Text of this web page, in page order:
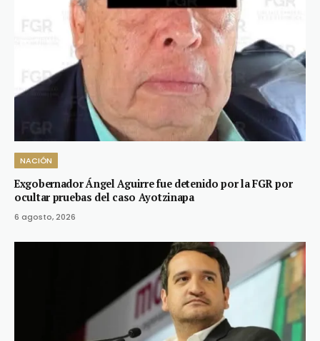
NACIÓN
Exgobernador Ángel Aguirre fue detenido por la FGR por
ocultar pruebas del caso Ayotzinapa
6 agosto, 2026